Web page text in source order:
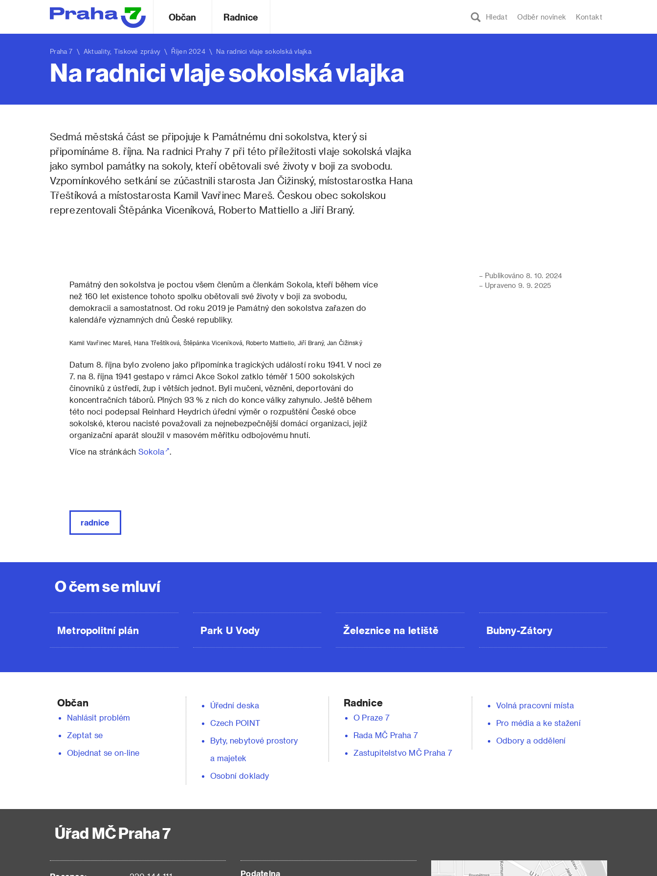
Hledat Odběr novinek Kontakt
Občan Radnice
Praha 7 \ Aktuality, Tiskové zprávy \ Říjen 2024 \ Na radnici vlaje sokolská vlajka
Na radnici vlaje sokolská vlajka
Sedmá městská část se připojuje k Památnému dni sokolstva, který si
připomínáme 8. října. Na radnici Prahy 7 při této příležitosti vlaje sokolská vlajka
jako symbol památky na sokoly, kteří obětovali své životy v boji za svobodu.
Vzpomínkového setkání se zúčastnili starosta Jan Čižinský, místostarostka Hana
Třeštíková a místostarosta Kamil Vavřinec Mareš. Českou obec sokolskou
reprezentovali Štěpánka Viceníková, Roberto Mattiello a Jiří Braný.
Památný den sokolstva je poctou všem členům a členkám Sokola, kteří během více
než 160 let existence tohoto spolku obětovali své životy v boji za svobodu,
demokracii a samostatnost. Od roku 2019 je Památný den sokolstva zařazen do
kalendáře významných dnů České republiky.
Kamil Vavřinec Mareš, Hana Třeštíková, Štěpánka Viceníková, Roberto Mattiello, Jiří Braný, Jan Čižinský
Datum 8. října bylo zvoleno jako připomínka tragických událostí roku 1941. V noci ze
7. na 8. října 1941 gestapo v rámci Akce Sokol zatklo téměř 1 500 sokolských
činovníků z ústředí, žup i větších jednot. Byli mučeni, vězněni, deportováni do
koncentračních táborů. Plných 93 % z nich do konce války zahynulo. Ještě během
této noci podepsal Reinhard Heydrich úřední výměr o rozpuštění České obce
sokolské, kterou nacisté považovali za nejnebezpečnější domácí organizaci, jejíž
organizační aparát sloužil v masovém měřítku odbojovému hnutí.
Více na stránkách Sokola
radnice
– Publikováno 8. 10. 2024
– Upraveno 9. 9. 2025
O čem se mluví
Metropolitní plán Park U Vody Železnice na letiště Bubny-Zátory
Občan
Nahlásit problém
Zeptat se
Objednat se on-line
Úřední deska
Czech POINT
Byty, nebytové prostory
a majetek
Osobní doklady
Radnice
O Praze 7
Rada MČ Praha 7
Zastupitelstvo MČ Praha 7
Volná pracovní místa
Pro média a ke stažení
Odbory a oddělení
Úřad MČ Praha 7
Podatelna